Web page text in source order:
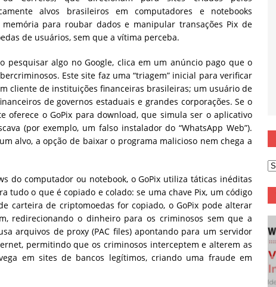
alvos brasileiros em computadores e notebooks
para roubar dados e manipular transações Pix de
de usuários, sem que a vítima perceba.
pesquisar algo no Google, clica em um anúncio pago que o
Este site faz uma “triagem” inicial para verificar
cliente de instituições financeiras brasileiras; um usuário de
de governos estaduais e grandes corporações. Se o
oferece o GoPix para download, que simula ser o aplicativo
(por exemplo, um falso instalador do “WhatsApp Web”).
alvo, a opção de baixar o programa malicioso nem chega a
do computador ou notebook, o GoPix utiliza táticas inéditas
tudo o que é copiado e colado: se uma chave Pix, um código
carteira de criptomoedas for copiado, o GoPix pode alterar
redirecionando o dinheiro para os criminosos sem que a
arquivos de proxy (PAC files) apontando para um servidor
permitindo que os criminosos interceptem e alterem as
em sites de bancos legítimos, criando uma fraude em